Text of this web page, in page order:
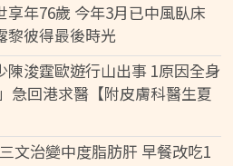
年76歲 今年3月已中風臥床
黎彼得最後時光
浚霆歐遊行山出事 1原因全身
急回港求醫【附皮膚科醫生夏
文治變中度脂肪肝 早餐改吃1